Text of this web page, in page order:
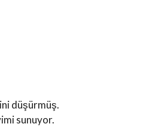
düşürmüş.
sunuyor.